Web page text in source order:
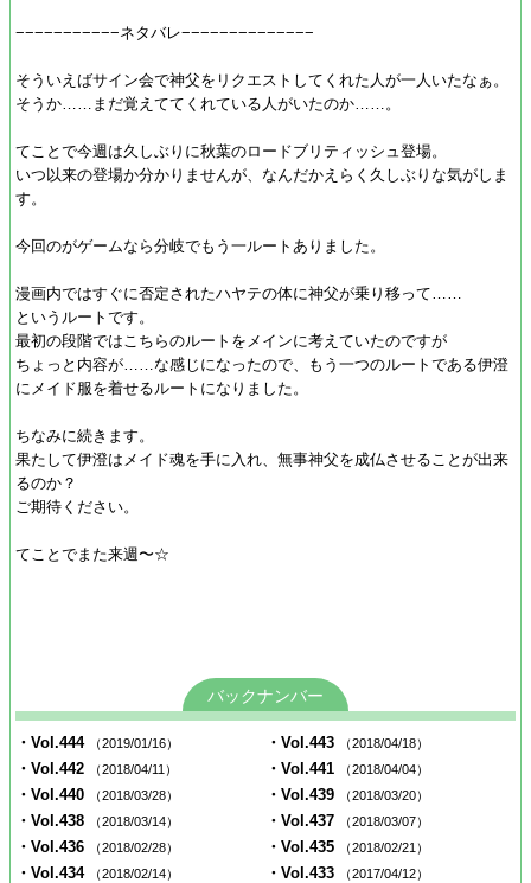
−−−−−−−−−−−ネタバレ−−−−−−−−−−−−−−
そういえばサイン会で神父をリクエストしてくれた人が一人いたなぁ。
そうか……まだ覚えててくれている人がいたのか……。
てことで今週は久しぶりに秋葉のロードブリティッシュ登場。
いつ以来の登場か分かりませんが、なんだかえらく久しぶりな気がしま
す。
今回のがゲームなら分岐でもう一ルートありました。
漫画内ではすぐに否定されたハヤテの体に神父が乗り移って……
というルートです。
最初の段階ではこちらのルートをメインに考えていたのですが
ちょっと内容が……な感じになったので、もう一つのルートである伊澄
にメイド服を着せるルートになりました。
ちなみに続きます。
果たして伊澄はメイド魂を手に入れ、無事神父を成仏させることが出来
るのか？
ご期待ください。
てことでまた来週〜☆
バックナンバー
・Vol.444 （2019/01/16） ・Vol.443 （2018/04/18）
・Vol.442 （2018/04/11） ・Vol.441 （2018/04/04）
・Vol.440 （2018/03/28） ・Vol.439 （2018/03/20）
・Vol.438 （2018/03/14） ・Vol.437 （2018/03/07）
・Vol.436 （2018/02/28） ・Vol.435 （2018/02/21）
・Vol.434 （2018/02/14） ・Vol.433 （2017/04/12）